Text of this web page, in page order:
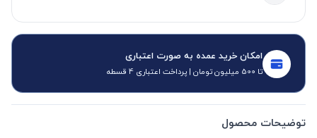
امکان خرید عمده به صورت اعتباری
تا 500 میلیون تومان | پرداخت اعتباری 4 قسطه
توضیحات محصول